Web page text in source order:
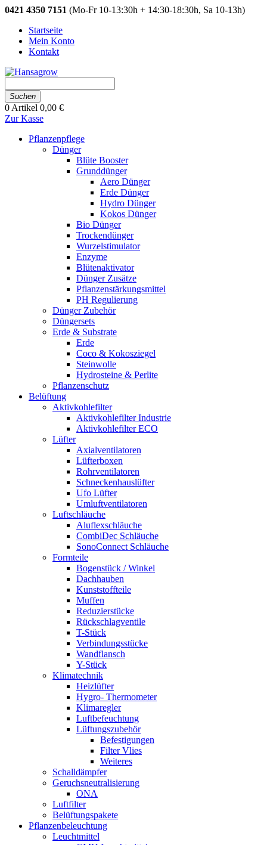
0421 4350 7151 (Mo-Fr 10-13:30h + 14:30-18:30h, Sa 10-13h)
Startseite
Mein Konto
Kontakt
Suchen
0 Artikel 0,00 €
Zur Kasse
Pflanzenpflege
Dünger
Blüte Booster
Grunddünger
Aero Dünger
Erde Dünger
Hydro Dünger
Kokos Dünger
Bio Dünger
Trockendünger
Wurzelstimulator
Enzyme
Blütenaktivator
Dünger Zusätze
Pflanzenstärkungsmittel
PH Regulierung
Dünger Zubehör
Düngersets
Erde & Substrate
Erde
Coco & Kokosziegel
Steinwolle
Hydrosteine & Perlite
Pflanzenschutz
Belüftung
Aktivkohlefilter
Aktivkohlefilter Industrie
Aktivkohlefilter ECO
Lüfter
Axialventilatoren
Lüfterboxen
Rohrventilatoren
Schneckenhauslüfter
Ufo Lüfter
Umluftventilatoren
Luftschläuche
Aluflexschläuche
CombiDec Schläuche
SonoConnect Schläuche
Formteile
Bogenstück / Winkel
Dachhauben
Kunststoffteile
Muffen
Reduzierstücke
Rückschlagventile
T-Stück
Verbindungsstücke
Wandflansch
Y-Stück
Klimatechnik
Heizlüfter
Hygro- Thermometer
Klimaregler
Luftbefeuchtung
Lüftungszubehör
Befestigungen
Filter Vlies
Weiteres
Schalldämpfer
Geruchsneutralisierung
ONA
Luftfilter
Belüftungspakete
Pflanzenbeleuchtung
Leuchtmittel